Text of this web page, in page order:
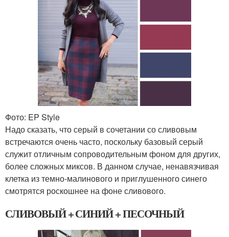
Фото: EP Style
Надо сказать, что серый в сочетании со сливовым
встречаются очень часто, поскольку базовый серый
служит отличным сопроводительным фоном для других,
более сложных миксов. В данном случае, ненавязчивая
клетка из темно-малинового и приглушенного синего
смотрятся роскошнее на фоне сливового.
СЛИВОВЫЙ + СИНИЙ + ПЕСОЧНЫЙ